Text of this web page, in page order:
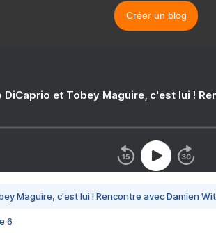
Créer un blog
DiCaprio et Tobey Maguire, c'est lui !
Maguire, c'est lui ! Rencontre avec Damien
6